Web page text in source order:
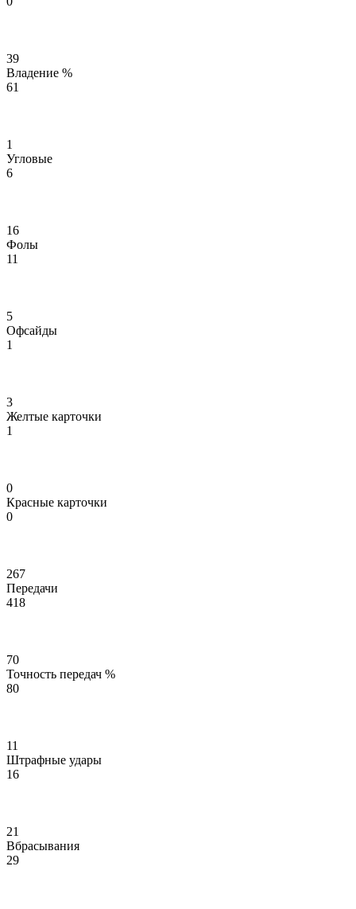
39
Владение %
61
1
Угловые
6
16
Фолы
11
5
Офсайды
1
3
Желтые карточки
1
0
Красные карточки
0
267
Передачи
418
70
Точность передач %
80
11
Штрафные удары
16
21
Вбрасывания
29